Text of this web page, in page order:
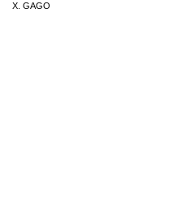
X. GAGO